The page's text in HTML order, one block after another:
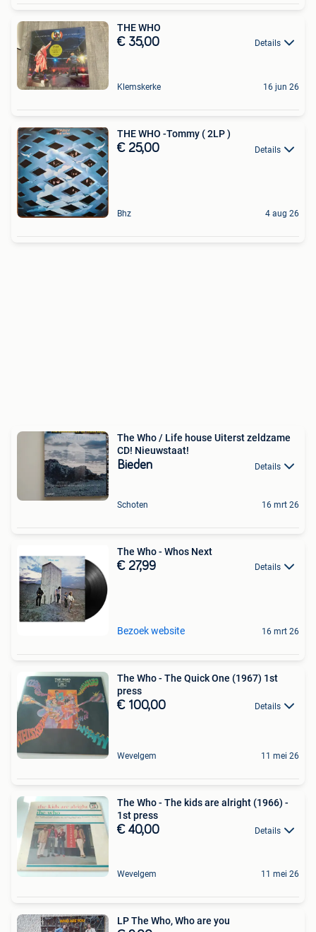
THE WHO
€ 35,00 Details
Klemskerke 16 jun 26
THE WHO -Tommy ( 2LP )
€ 25,00 Details
Bhz 4 aug 26
The Who / Life house Uiterst zeldzame
CD! Nieuwstaat!
Bieden Details
Schoten 16 mrt 26
The Who - Whos Next
€ 27,99 Details
Bezoek website 16 mrt 26
The Who - The Quick One (1967) 1st
press
€ 100,00 Details
Wevelgem 11 mei 26
The Who - The kids are alright (1966) -
1st press
€ 40,00 Details
Wevelgem 11 mei 26
LP The Who, Who are you